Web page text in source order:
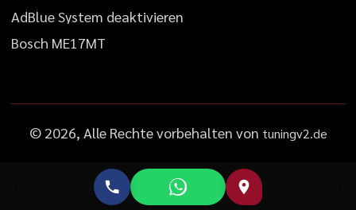
AdBlueSystem deaktivieren
Bosch ME17MT
© 2026, Alle Rechte vorbehalten von tuningv2.de